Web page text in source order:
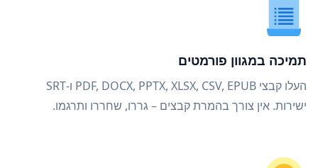
תמיכה במגוון פורמטים
העלו קבצי PDF, DOCX, PPTX, XLSX, CSV, EPUB ו-SRT
ישירות. אין צורך בהמרת קבצים – גררו, שחררו ותרגמו.